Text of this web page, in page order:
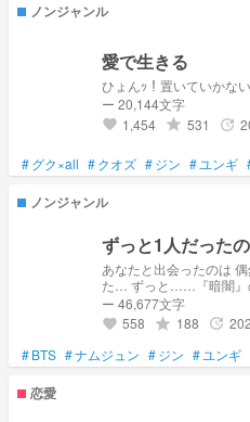
ノンジャンル
愛で生きる
ひょんｯ！置いていかな
ー 20,144文字
favorite 1,454 grade 531 update
#グク×all #クオズ #ジン # ユンギ
ノンジャンル
ずっと1人だった
あなたと出会ったのは
た… ずっと……『暗闇』の中
『笑顔』そして…………
ー 46,677文字
favorite 558 grade 188 update
#BTS #ナムジュン #ジン # ユンギ
恋愛